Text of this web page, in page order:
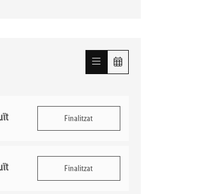
Finalitzat
Finalitzat